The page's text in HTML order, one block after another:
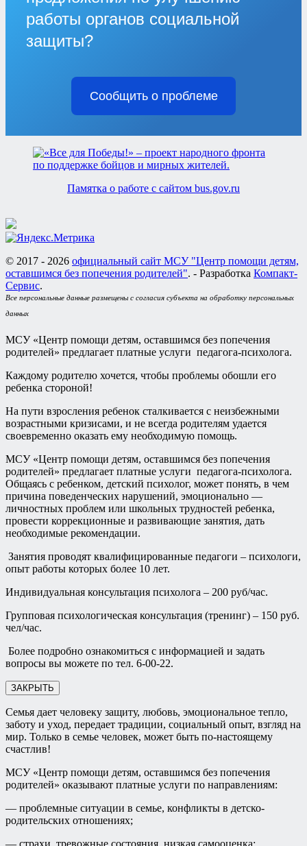
работы органов социальной
защиты?
Сообщить о проблеме
Памятка о работе с сайтом bus.gov.ru
© 2017 - 2026 официальный сайт МСУ "Центр помощи детям,
оставшимся без попечения родителей". - Разработка Компакт-
Сервис.
Все персональные данные размещены с согласия субъекта на обработку персональных
данных
МСУ «Центр помощи детям, оставшимся без попечения
родителей» предлагает платные услуги педагога-психолога.
Каждому родителю хочется, чтобы проблемы обошли его
ребенка стороной!
На пути взросления ребенок сталкивается с неизбежными
возрастными кризисами, и не всегда родителям удается
своевременно оказать ему необходимую помощь.
МСУ «Центр помощи детям, оставшимся без попечения
родителей» предлагает платные услуги педагога-психолога.
Общаясь с ребенком, детский психолог, может понять, в чем
причина поведенческих нарушений, эмоционально —
личностных проблем или школьных трудностей ребенка,
провести коррекционные и развивающие занятия, дать
необходимые рекомендации.
Занятия проводят квалифицированные педагоги – психологи,
опыт работы которых более 10 лет.
Индивидуальная консультация психолога – 200 руб/час.
Групповая психологическая консультация (тренинг) – 150 руб.
чел/час.
Более подробно ознакомиться с информацией и задать
вопросы вы можете по тел. 6-00-22.
ЗАКРЫТЬ
Семья дает человеку защиту, любовь, эмоциональное тепло,
заботу и уход, передает традиции, социальный опыт, взгляд на
мир. Только в семье человек, может быть по-настоящему
счастлив!
МСУ «Центр помощи детям, оставшимся без попечения
родителей» оказывают платные услуги по направлениям:
— проблемные ситуации в семье, конфликты в детско-
родительских отношениях;
— страхи, тревожные состояния, низкая самооценка;